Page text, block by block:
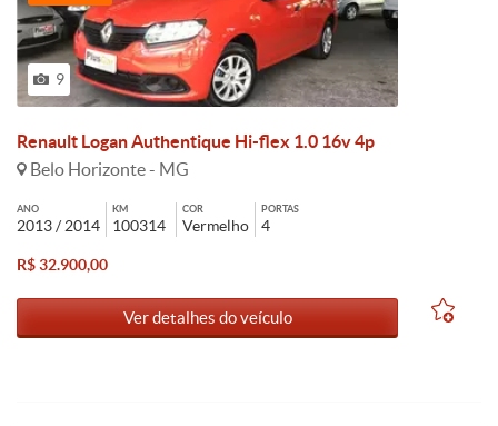
9
Renault Logan Authentique Hi-flex 1.0 16v 4p
Belo Horizonte - MG
ANO
2013 / 2014
KM
100314
COR
Vermelho
PORTAS
4
R$ 32.900,00
Ver detalhes do veículo